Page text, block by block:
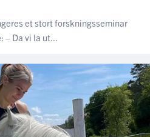
et stort forskningsseminar
– Da vi la ut...